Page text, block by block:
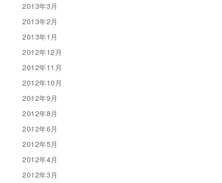
2013年3月
2013年2月
2013年1月
2012年12月
2012年11月
2012年10月
2012年9月
2012年8月
2012年6月
2012年5月
2012年4月
2012年3月